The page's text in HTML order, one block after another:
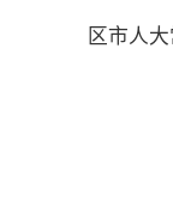
区市人